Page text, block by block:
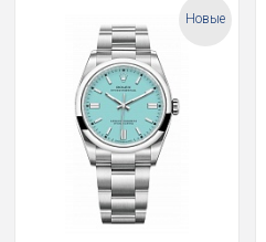
Новые